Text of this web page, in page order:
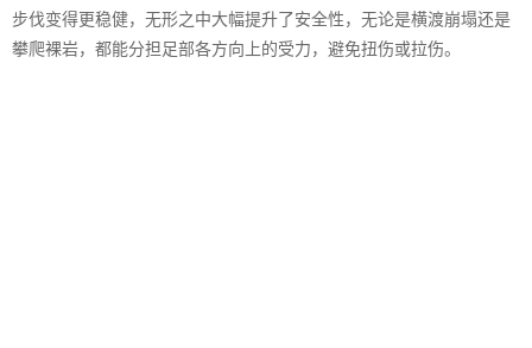
步伐变得更稳健，无形之中大幅提升了安全性，无论是横渡崩塌还是
攀爬裸岩，都能分担足部各方向上的受力，避免扭伤或拉伤。